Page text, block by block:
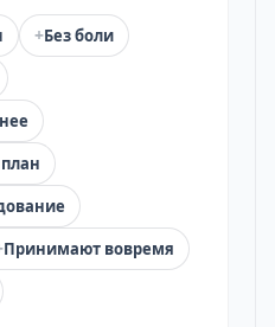
+Без боли
Принимают вовремя